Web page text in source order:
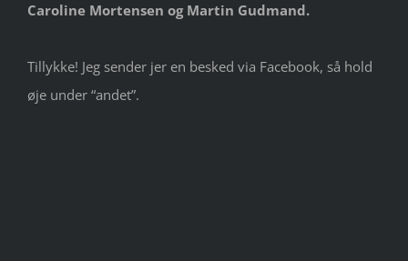
Caroline Mortensen og Martin Gudmand.
Tillykke! Jeg sender jer en besked via Facebook, så hold
øje under “andet”.